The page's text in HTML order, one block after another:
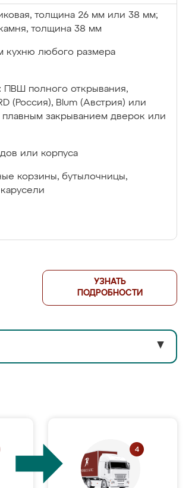
толщина 26 мм или 38 мм;
толщина 38 мм
кухню любого размера
ПВШ полного открывания,
(Россия), Blum (Австрия) или
плавным закрыванием дверок или
или корпуса
корзины, бутылочницы,
УЗНАТЬ
ПОДРОБНОСТИ
▼